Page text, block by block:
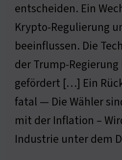
entscheiden. Ein
Krypto-Regulierung
beeinflussen. Die
der Trump-
gefördert […] Ein
fatal — Die Wähler
mit der Inflation –
Industrie unter dem